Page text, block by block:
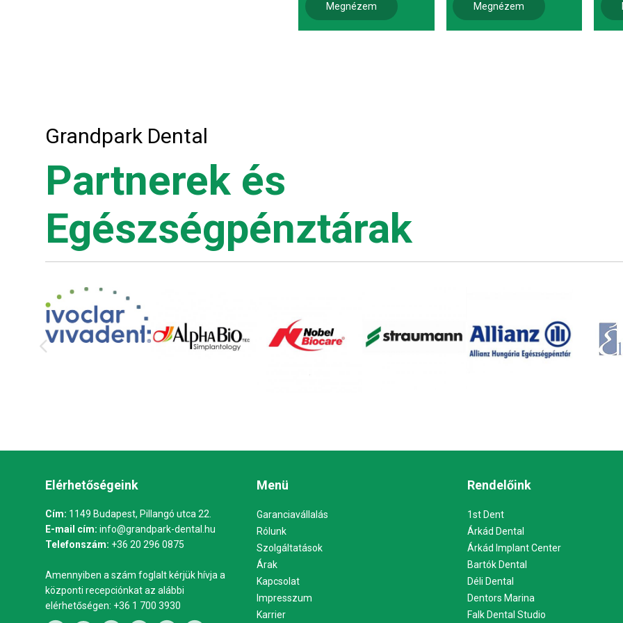
Megnézem Megnézem
Grandpark Dental
Partnerek és
Egészségpénztárak
Elérhetőségeink
Cím: 1149 Budapest, Pillangó utca 22.
E-mail cím: info@grandpark-dental.hu
Telefonszám: +36 20 296 0875
Amennyiben a szám foglalt kérjük hívja a
központi recepciónkat az alábbi
elérhetőségen: +36 1 700 3930
Menü
Garanciavállalás
Rólunk
Szolgáltatások
Árak
Kapcsolat
Impresszum
Karrier
Rendelőink
1st Dent
Árkád Dental
Árkád Implant Center
Bartók Dental
Déli Dental
Dentors Marina
Falk Dental Studio